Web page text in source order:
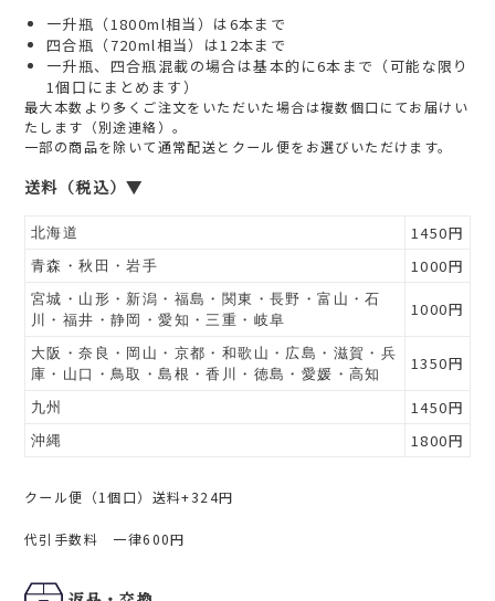
一升瓶（1800ml相当）は6本まで
四合瓶（720ml相当）は12本まで
一升瓶、四合瓶混載の場合は基本的に6本まで（可能な限り
1個口にまとめます）
最大本数より多くご注文をいただいた場合は複数個口にてお届けい
たします（別途連絡）。
一部の商品を除いて通常配送とクール便をお選びいただけます。
送料（税込）▼
北海道 1450円
青森・秋田・岩手 1000円
宮城・山形・新潟・福島・関東・長野・富山・石
川・福井・静岡・愛知・三重・岐阜
1000円
大阪・奈良・岡山・京都・和歌山・広島・滋賀・兵
庫・山口・鳥取・島根・香川・徳島・愛媛・高知
1350円
九州 1450円
沖縄 1800円
クール便（1個口）送料+324円
代引手数料 一律600円